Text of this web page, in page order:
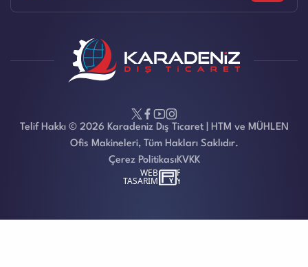
Telif Hakkı © 2026 Karadeniz Dış Ticaret | HTM ve MÜHLEN
Ofis Makineleri, Tüm Hakları Saklıdır.
Çerez PolitikasıKVKK
WEB
TASARIM
İSTANBUL WEB TASARIM AJANSI - PENTA